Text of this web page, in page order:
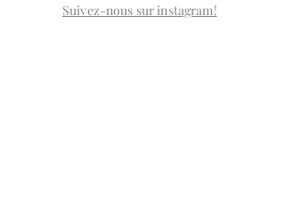
Suivez-nous sur instagram!